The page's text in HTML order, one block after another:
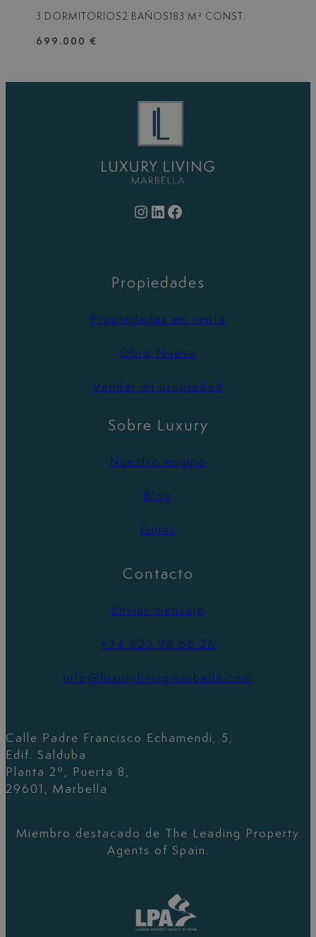
3 DORMITORIOS 2 BAÑOS183 M² CONST.
699.000 €
Instagram LinkedIn Facebook
Propiedades
Propiedades en venta
Obra Nueva
Vender mi propiedad
Sobre Luxury
Nuestro equipo
Blog
Guías
Contacto
Enviar mensaje
+34 625 98 66 26
info@luxurylivingmarbella.com
Calle Padre Francisco Echamendi, 5,
Edif. Salduba
Planta 2º, Puerta 8,
29601, Marbella
Miembro destacado de The Leading Property
Agents of Spain.